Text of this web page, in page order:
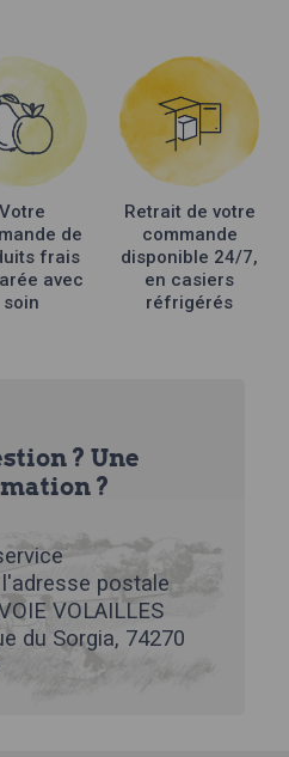
Votre
de
frais
avec
soin
Retrait de votre
commande
disponible 24/7,
en casiers
réfrigérés
? Une
?
postale
VOLAILLES
du Sorgia, 74270